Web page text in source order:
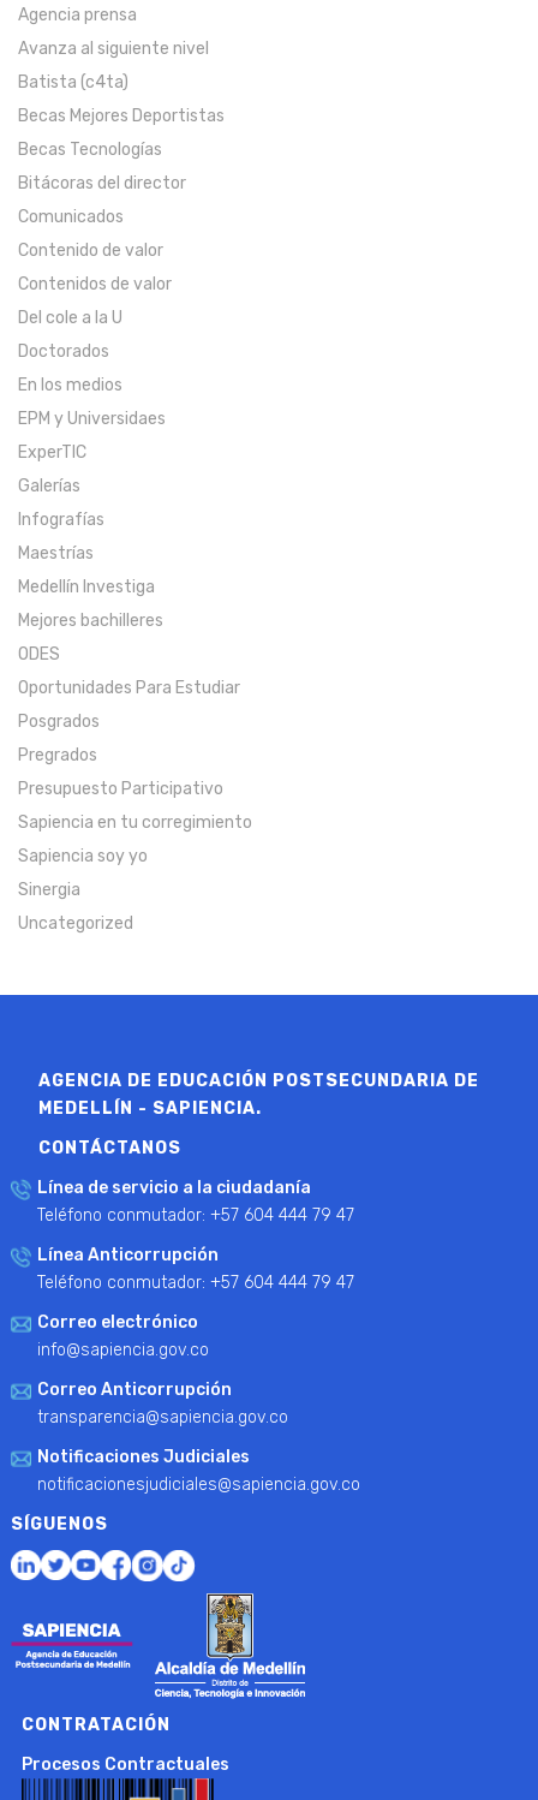
Agencia prensa
Avanza al siguiente nivel
Batista (c4ta)
Becas Mejores Deportistas
Becas Tecnologías
Bitácoras del director
Comunicados
Contenido de valor
Contenidos de valor
Del cole a la U
Doctorados
En los medios
EPM y Universidaes
ExperTIC
Galerías
Infografías
Maestrías
Medellín Investiga
Mejores bachilleres
ODES
Oportunidades Para Estudiar
Posgrados
Pregrados
Presupuesto Participativo
Sapiencia en tu corregimiento
Sapiencia soy yo
Sinergia
Uncategorized
AGENCIA DE EDUCACIÓN POSTSECUNDARIA DE
MEDELLÍN - SAPIENCIA.
CONTÁCTANOS
Línea de servicio a la ciudadanía
Teléfono conmutador: +57 604 444 79 47
Línea Anticorrupción
Teléfono conmutador: +57 604 444 79 47
Correo electrónico
info@sapiencia.gov.co
Correo Anticorrupción
transparencia@sapiencia.gov.co
Notificaciones Judiciales
notificacionesjudiciales@sapiencia.gov.co
SÍGUENOS
CONTRATACIÓN
Procesos Contractuales